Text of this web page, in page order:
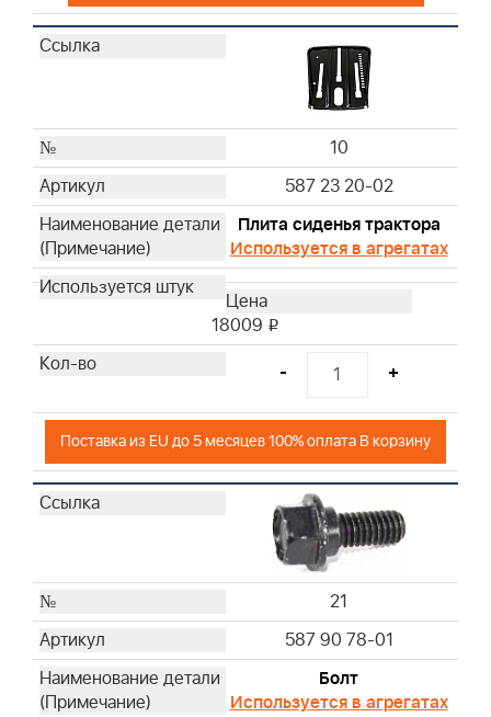
10
587 23 20-02
Плита сиденья трактора
Используется в агрегатах
18009 i
- +
Поставка из EU до 5 месяцев 100% оплата В корзину
21
587 90 78-01
Болт
Используется в агрегатах